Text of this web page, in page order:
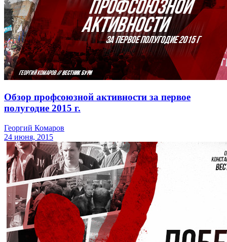
Обзор профсоюзной активности за первое
полугодие 2015 г.
Георгий Комаров
24 июня, 2015